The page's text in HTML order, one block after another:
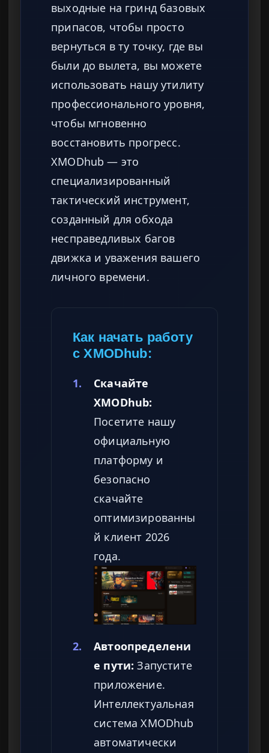
выходные на гринд базовых
припасов, чтобы просто
вернуться в ту точку, где вы
были до вылета, вы можете
использовать нашу утилиту
профессионального уровня,
чтобы мгновенно
восстановить прогресс.
XMODhub — это
специализированный
тактический инструмент,
созданный для обхода
несправедливых багов
движка и уважения вашего
личного времени.
Как начать работу
с XMODhub:
1.
Скачайте
XMODhub:
Посетите нашу
официальную
платформу и
безопасно
скачайте
оптимизированны
й клиент 2026
года.
2.
Автоопределени
е пути: Запустите
приложение.
Интеллектуальная
система XMODhub
автоматически